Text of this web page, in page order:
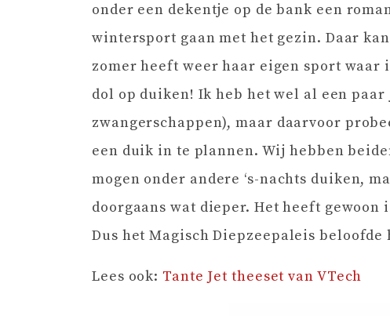
onder een dekentje op de bank een
wintersport gaan met het gezin. Daar
zomer heeft weer haar eigen sport
dol op duiken! Ik heb het wel al een
zwangerschappen), maar daarvoor
een duik in te plannen. Wij hebben
mogen onder andere ‘s-nachts duiken,
doorgaans wat dieper. Het heeft
Dus het Magisch Diepzeepaleis
Lees ook: Tante Jet theeset van VTech